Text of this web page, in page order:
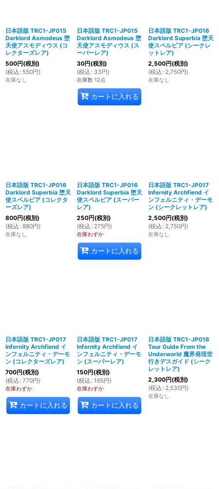
日本語版 TRC1-JP015
Darklord Asmodeus 堕
天使アスモディウス (コ
レクターズレア)
500円(税別)
(税込 : 550円)
在庫なし
日本語版 TRC1-JP015
Darklord Asmodeus 堕
天使アスモディウス (ス
ーパーレア)
30円(税別)
(税込 : 33円)
在庫数 12点
カートに入れる
日本語版 TRC1-JP016
Darklord Superbia 堕天
使スペルビア (シークレ
ットレア)
2,500円(税別)
(税込 : 2,750円)
在庫なし
日本語版 TRC1-JP016
Darklord Superbia 堕天
使スペルビア (コレクタ
ーズレア)
800円(税別)
(税込 : 880円)
在庫なし
日本語版 TRC1-JP016
Darklord Superbia 堕天
使スペルビア (スーパー
レア)
250円(税別)
(税込 : 275円)
在庫わずか
カートに入れる
日本語版 TRC1-JP017
Infernity Archfiend イ
ンフェルニティ・デーモ
ン (シークレットレア)
2,500円(税別)
(税込 : 2,750円)
在庫なし
日本語版 TRC1-JP017
Infernity Archfiend イ
ンフェルニティ・デーモ
ン (コレクターズレア)
700円(税別)
(税込 : 770円)
在庫わずか
カートに入れる
日本語版 TRC1-JP017
Infernity Archfiend イ
ンフェルニティ・デーモ
ン (スーパーレア)
150円(税別)
(税込 : 165円)
在庫わずか
カートに入れる
日本語版 TRC1-JP018
Tour Guide From the
Underworld 魔界発現世
行きデスガイド (シーク
レットレア)
2,300円(税別)
(税込 : 2,530円)
在庫なし